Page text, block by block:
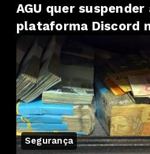
AGU quer suspender
plataforma Discord
Segurança